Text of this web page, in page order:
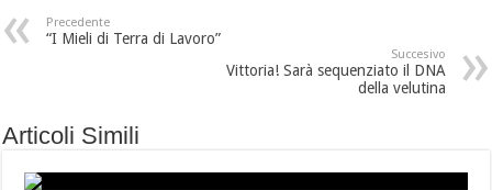
Precedente
“I Mieli di Terra di Lavoro”
Succesivo
Vittoria! Sarà sequenziato il DNA
della velutina
Articoli Simili